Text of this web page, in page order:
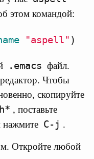
этом командой:
"aspell" )
.emacs файл.
Чтобы
скопируйте
, поставьте
нажмите C-j .
Откройте любой